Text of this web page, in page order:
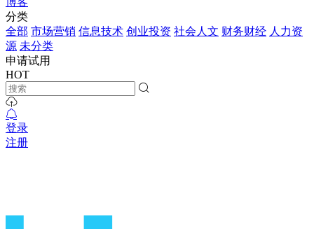
分类
全部 市场营销 信息技术 创业投资 社会人文 财务财经 人力资
源 未分类
申请试用
HOT
登录
注册